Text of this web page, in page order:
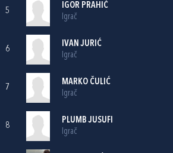
5
IGOR PRAHIĆ
Igrač
6
IVAN JURIĆ
Igrač
7
MARKO ČULIĆ
Igrač
8
PLUMB JUSUFI
Igrač